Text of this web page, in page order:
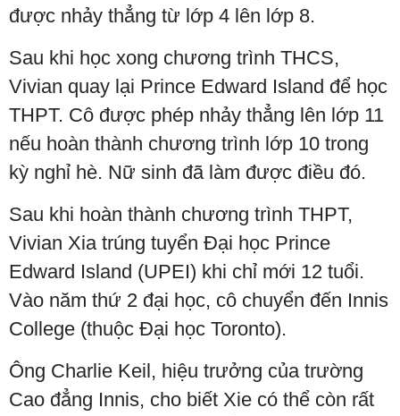
được nhảy thẳng từ lớp 4 lên lớp 8.
Sau khi học xong chương trình THCS,
Vivian quay lại Prince Edward Island để học
THPT. Cô được phép nhảy thẳng lên lớp 11
nếu hoàn thành chương trình lớp 10 trong
kỳ nghỉ hè. Nữ sinh đã làm được điều đó.
Sau khi hoàn thành chương trình THPT,
Vivian Xia trúng tuyển Đại học Prince
Edward Island (UPEI) khi chỉ mới 12 tuổi.
Vào năm thứ 2 đại học, cô chuyển đến Innis
College (thuộc Đại học Toronto).
Ông Charlie Keil, hiệu trưởng của trường
Cao đẳng Innis, cho biết Xie có thể còn rất